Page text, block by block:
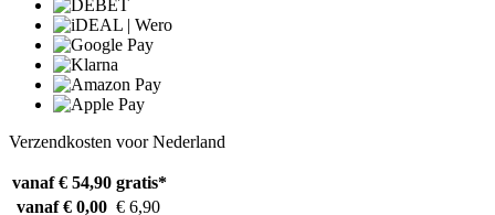
Verzendkosten voor Nederland
vanaf € 54,90 gratis*
vanaf € 0,00 € 6,90